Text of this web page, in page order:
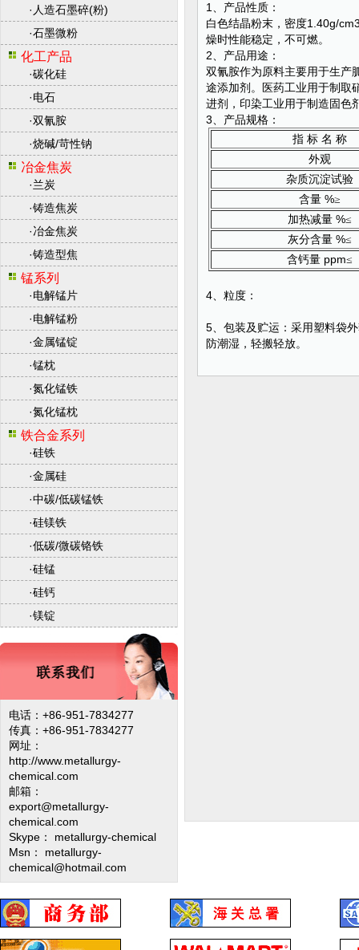
· 人造石墨碎(粉)
·石墨微粉
化工产品
·碳化硅
·电石
·双氰胺
·烧碱/苛性钠
冶金焦炭
·兰炭
·铸造焦炭
·冶金焦炭
·铸造型焦
锰系列
·电解锰片
·电解锰粉
·金属锰锭
·锰枕
·氮化锰铁
·氮化锰枕
铁合金系列
·硅铁
·金属硅
·中碳/低碳锰铁
·硅镁铁
·低碳/微碳铬铁
·硅锰
·硅钙
·镁锭
电话：+86-951-7834277
传真：+86-951-7834277
网址：
http://www.metallurgy-
chemical.com
邮箱：
export@metallurgy-
chemical.com
Skype： metallurgy-chemical
Msn： metallurgy-
chemical@hotmail.com
1、产品性质：
白色结晶粉末，密度1.40g/
燥时性能稳定，不可燃。
2、产品用途：
双氰胺作为原料主要用于生产
途添加剂。医药工业用于制取
进剂，印染工业用于制造固色
3、产品规格：
指 标 名 称
外观
杂质沉淀试验
含量 %≥
加热减量 %≤
灰分含量 %≤
含钙量 ppm≤
4、粒度：
5、包装及贮运：采用塑料袋
防潮湿，轻搬轻放。